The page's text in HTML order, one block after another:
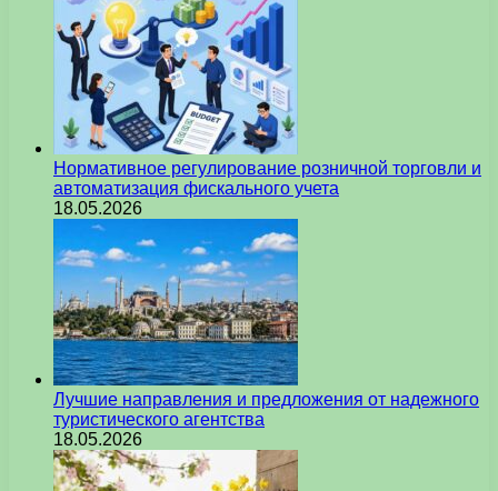
Нормативное регулирование розничной торговли и
автоматизация фискального учета
18.05.2026
Лучшие направления и предложения от надежного
туристического агентства
18.05.2026